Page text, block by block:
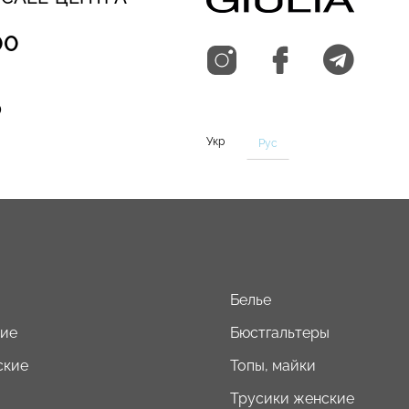
Укр Рус
Белье
Бюстгальтеры
Топы, майки
Трусики женские